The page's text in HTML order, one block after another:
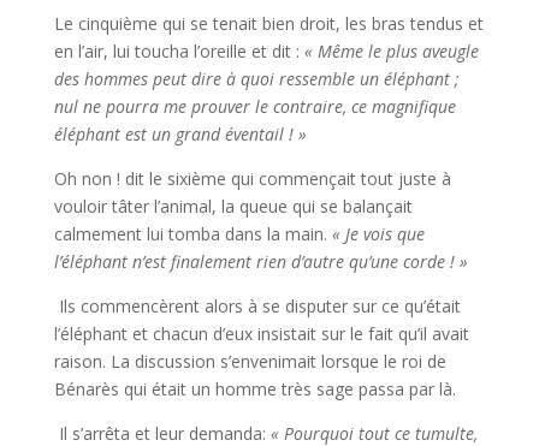
Le cinquième qui se tenait bien droit, les bras tendus et
en l’air, lui toucha l’oreille et dit : « Même le plus aveugle
des hommes peut dire à quoi ressemble un éléphant ;
nul ne pourra me prouver le contraire, ce magnifique
éléphant est un grand éventail ! »
Oh non ! dit le sixième qui commençait tout juste à
vouloir tâter l’animal, la queue qui se balançait
calmement lui tomba dans la main. « Je vois que
l’éléphant n’est finalement rien d’autre qu’une corde ! »
Ils commencèrent alors à se disputer sur ce qu’était
l’éléphant et chacun d’eux insistait sur le fait qu’il avait
raison. La discussion s’envenimait lorsque le roi de
Bénarès qui était un homme très sage passa par là.
Il s’arrêta et leur demanda: « Pourquoi tout ce tumulte,